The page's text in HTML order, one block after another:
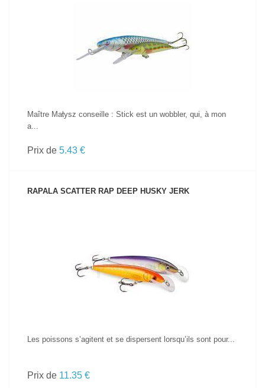
Maître Małysz conseille : Stick est un wobbler, qui, à mon
a...
Prix de 5.43 €
RAPALA SCATTER RAP DEEP HUSKY JERK
Les poissons s’agitent et se dispersent lorsqu’ils sont pour...
Prix de 11.35 €